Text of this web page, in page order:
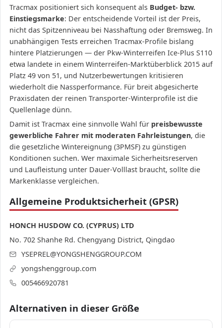
Tracmax positioniert sich konsequent als Budget- bzw.
Einstiegsmarke: Der entscheidende Vorteil ist der Preis,
nicht das Spitzenniveau bei Nasshaftung oder Bremsweg. In
unabhängigen Tests erreichen Tracmax-Profile bislang
hintere Platzierungen — der Pkw-Winterreifen Ice-Plus S110
etwa landete in einem Winterreifen-Marktüberblick 2015 auf
Platz 49 von 51, und Nutzerbewertungen kritisieren
wiederholt die Nassperformance. Für breit abgesicherte
Praxisdaten der reinen Transporter-Winterprofile ist die
Quellenlage dünn.
Damit ist Tracmax eine sinnvolle Wahl für preisbewusste
gewerbliche Fahrer mit moderaten Fahrleistungen, die
die gesetzliche Wintereignung (3PMSF) zu günstigen
Konditionen suchen. Wer maximale Sicherheitsreserven
und Laufleistung unter Dauer-Volllast braucht, sollte die
Markenklasse vergleichen.
Allgemeine Produktsicherheit (GPSR)
HONCH HUSDOW CO. (CYPRUS) LTD
No. 702 Shanhe Rd. Chengyang District, Qingdao
YSEPREL@YONGSHENGGROUP.COM
yongshenggroup.com
005466920781
Alternativen in dieser Größe